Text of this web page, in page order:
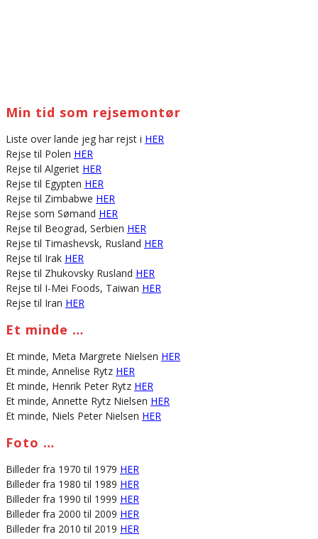
Min tid som rejsemontør
Liste over lande jeg har rejst i HER
Rejse til Polen HER
Rejse til Algeriet HER
Rejse til Egypten HER
Rejse til Zimbabwe HER
Rejse som Sømand HER
Rejse til Beograd, Serbien HER
Rejse til Timashevsk, Rusland HER
Rejse til Irak HER
Rejse til Zhukovsky Rusland HER
Rejse til I-Mei Foods, Taiwan HER
Rejse til Iran HER
Et minde …
Et minde, Meta Margrete Nielsen HER
Et minde, Annelise Rytz HER
Et minde, Henrik Peter Rytz HER
Et minde, Annette Rytz Nielsen HER
Et minde, Niels Peter Nielsen HER
Foto …
Billeder fra 1970 til 1979 HER
Billeder fra 1980 til 1989 HER
Billeder fra 1990 til 1999 HER
Billeder fra 2000 til 2009 HER
Billeder fra 2010 til 2019 HER